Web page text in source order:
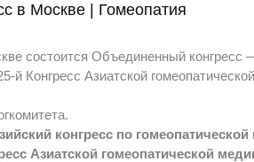
в Москве | Гомеопатия
состоится Объединенный конгресс
й Конгресс Азиатской
конгресс по
Азиатской гомеопатической